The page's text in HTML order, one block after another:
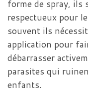
forme de spray,
respectueux pour
souvent ils
application pour
débarrasser
parasites qui
enfants.